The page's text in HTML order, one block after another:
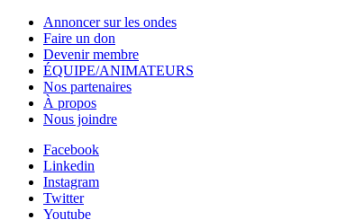
Annoncer sur les ondes
Faire un don
Devenir membre
ÉQUIPE/ANIMATEURS
Nos partenaires
À propos
Nous joindre
Facebook
Linkedin
Instagram
Twitter
Youtube